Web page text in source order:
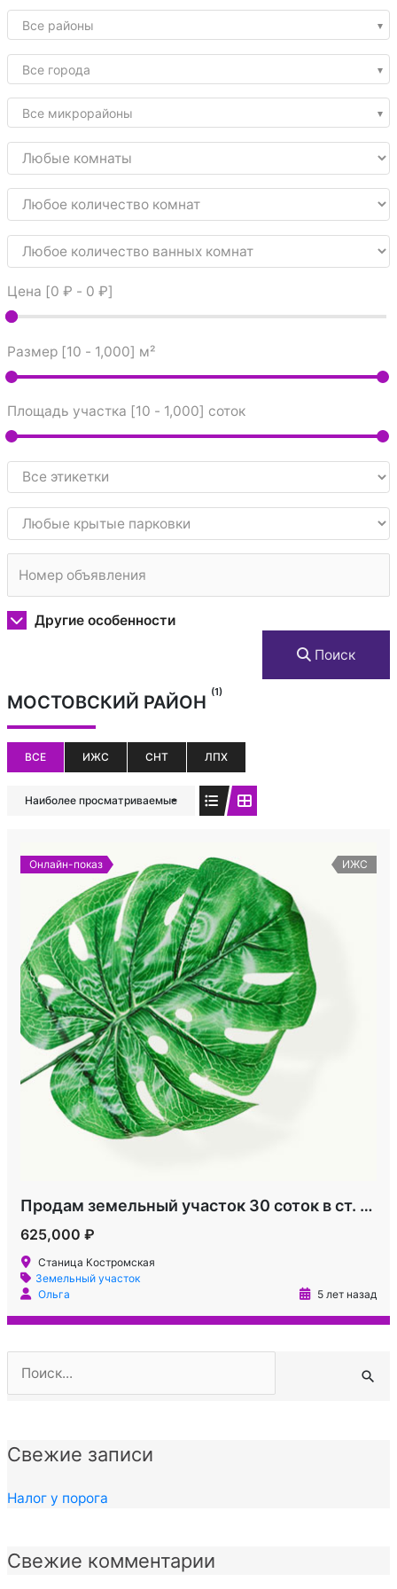
Все районы
Все города
Все микрорайоны
Цена [0 ₽ - 0 ₽]
Размер [10 - 1,000] м²
Площадь участка [10 - 1,000] соток
Другие особенности
Поиск
МОСТОВСКИЙ РАЙОН (1)
ВСЕ ИЖС СНТ ЛПХ
Наиболее просматриваемые
Онлайн-показ ИЖС
Продам земельный участок 30 соток в ст. Костромской
625,000 ₽
Станица Костромская
Земельный участок
Ольга
5 лет назад
Свежие записи
Налог у порога
Свежие комментарии